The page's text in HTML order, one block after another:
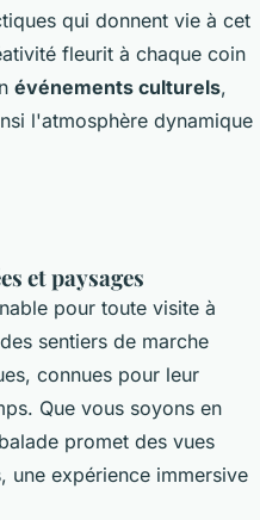
qui donnent vie à cet
fleurit à chaque coin
événements culturels,
l'atmosphère dynamique
et paysages
pour toute visite à
sentiers de marche
connues pour leur
Que vous soyons en
promet des vues
une expérience immersive